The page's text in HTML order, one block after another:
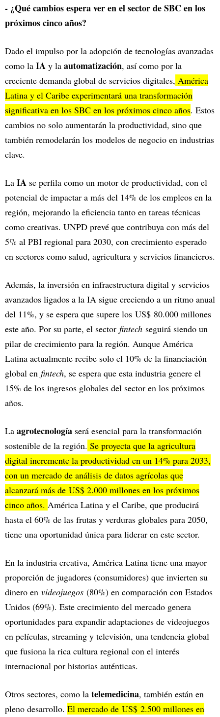
- ¿Qué cambios espera ver en el sector de SBC en los
próximos cinco años?
Dado el impulso por la adopción de tecnologías avanzadas
como la IA y la automatización, así como por la
creciente demanda global de servicios digitales, América
Latina y el Caribe experimentará una transformación
significativa en los SBC en los próximos cinco años. Estos
cambios no solo aumentarán la productividad, sino que
también remodelarán los modelos de negocio en industrias
clave.
La IA se perfila como un motor de productividad, con el
potencial de impactar a más del 14% de los empleos en la
región, mejorando la eficiencia tanto en tareas técnicas
como creativas. UNPD prevé que contribuya con más del
5% al PBI regional para 2030, con crecimiento esperado
en sectores como salud, agricultura y servicios financieros.
Además, la inversión en infraestructura digital y servicios
avanzados ligados a la IA sigue creciendo a un ritmo anual
del 11%, y se espera que supere los US$ 80.000 millones
este año. Por su parte, el sector fintech seguirá siendo un
pilar de crecimiento para la región. Aunque América
Latina actualmente recibe solo el 10% de la financiación
global en fintech, se espera que esta industria genere el
15% de los ingresos globales del sector en los próximos
años.
La agrotecnología será esencial para la transformación
sostenible de la región. Se proyecta que la agricultura
digital incremente la productividad en un 14% para 2033,
con un mercado de análisis de datos agrícolas que
alcanzará más de US$ 2.000 millones en los próximos
cinco años. América Latina y el Caribe, que producirá
hasta el 60% de las frutas y verduras globales para 2050,
tiene una oportunidad única para liderar en este sector.
En la industria creativa, América Latina tiene una mayor
proporción de jugadores (consumidores) que invierten su
dinero en videojuegos (80%) en comparación con Estados
Unidos (69%). Este crecimiento del mercado genera
oportunidades para expandir adaptaciones de videojuegos
en películas, streaming y televisión, una tendencia global
que fusiona la rica cultura regional con el interés
internacional por historias auténticas.
Otros sectores, como la telemedicina, también están en
pleno desarrollo. El mercado de US$ 2.500 millones en